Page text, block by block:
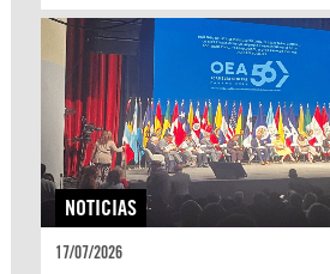
NOTICIAS
17/07/2026